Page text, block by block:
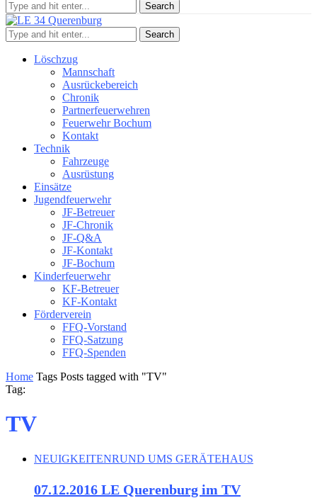
Search
Search
Löschzug
Mannschaft
Ausrückebereich
Chronik
Partnerfeuerwehren
Feuerwehr Bochum
Kontakt
Technik
Fahrzeuge
Ausrüstung
Einsätze
Jugendfeuerwehr
JF-Betreuer
JF-Chronik
JF-Q&A
JF-Kontakt
JF-Bochum
Kinderfeuerwehr
KF-Betreuer
KF-Kontakt
Förderverein
FFQ-Vorstand
FFQ-Satzung
FFQ-Spenden
Home Tags Posts tagged with "TV"
Tag:
TV
NEUIGKEITENRUND UMS GERÄTEHAUS
07.12.2016 LE Querenburg im TV